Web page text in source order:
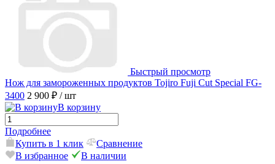
Быстрый просмотр
Нож для замороженных продуктов Tojiro Fuji Cut Special FG-
3400 2 900 ₽ / шт
В корзину
Подробнее
Купить в 1 клик
Сравнение
В избранное
В наличии